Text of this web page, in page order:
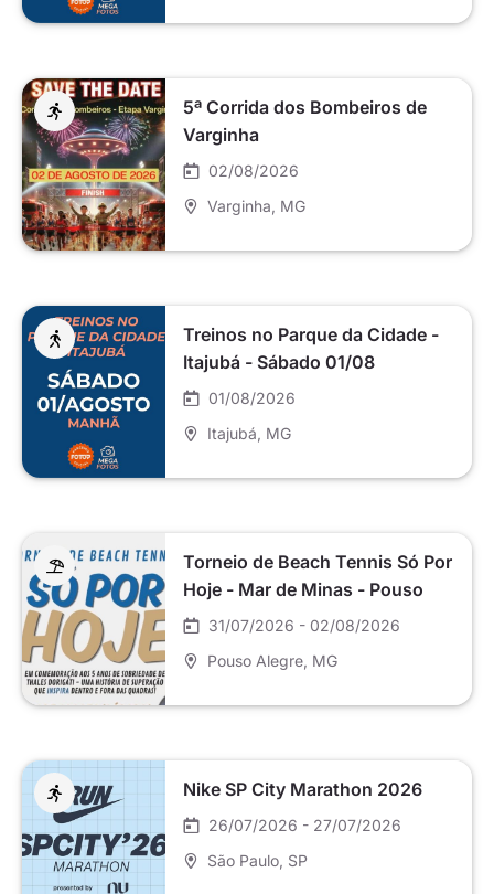
5ª Corrida dos Bombeiros de
Varginha
02/08/2026
Varginha , MG
Treinos no Parque da Cidade -
Itajubá - Sábado 01/08
01/08/2026
Itajubá , MG
Torneio de Beach Tennis Só Por
Hoje - Mar de Minas - Pouso
Alegre31/07/2026 - 02/08/2026
Pouso Alegre , MG
Nike SP City Marathon 2026
26/07/2026 - 27/07/2026
São Paulo , SP